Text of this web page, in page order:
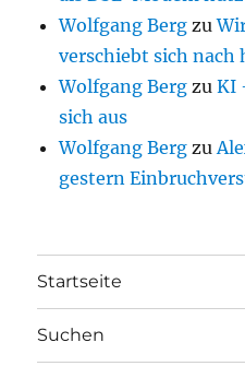
Wolfgang Berg zu
verschiebt sich nach
Wolfgang Berg zuKI
sich aus
Wolfgang Berg zu
gestern
Startseite
Suchen